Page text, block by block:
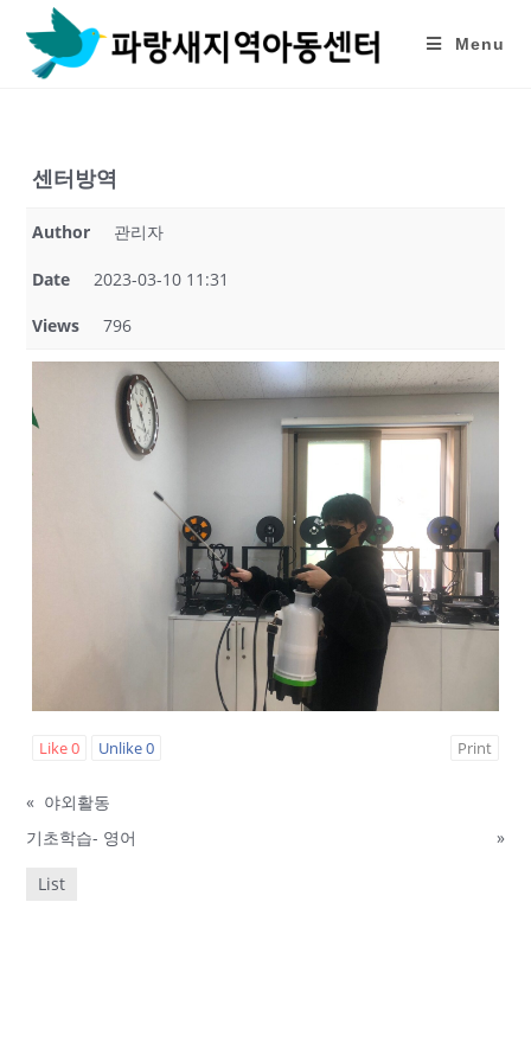
content
Menu
센터방역
Author 관리자
Date 2023-03-10 11:31
Views 796
Like0 Unlike0 Print
« 야외활동
기초학습- 영어
»
List